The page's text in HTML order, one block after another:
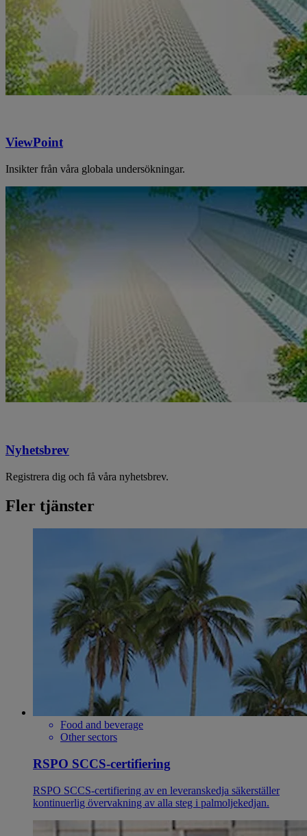
ViewPoint
Insikter från våra globala undersökningar.
Nyhetsbrev
Registrera dig och få våra nyhetsbrev.
Fler tjänster
Food and beverage
Other sectors
RSPO SCCS-certifiering
RSPO SCCS‑certifiering av en leveranskedja säkerställer
kontinuerlig övervakning av alla steg i palmoljekedjan.